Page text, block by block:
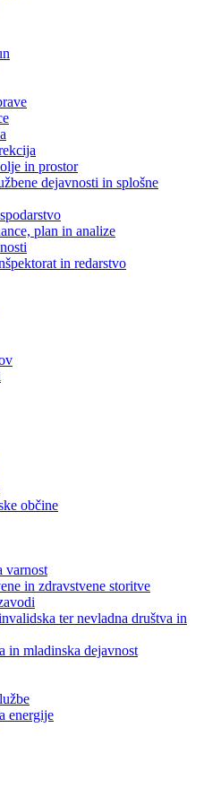
in prostor
dejavnosti in splošne
plan in analize
in redarstvo
občine
varnost
in zdravstvene storitve
ter nevladna društva in
in mladinska dejavnost
energije